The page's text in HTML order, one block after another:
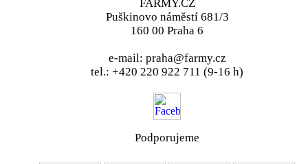
FARMY.CZ
Puškinovo náměstí 681/3
160 00 Praha 6
e-mail: praha@farmy.cz
tel.: +420 220 922 711 (9-16 h)
Podporujeme